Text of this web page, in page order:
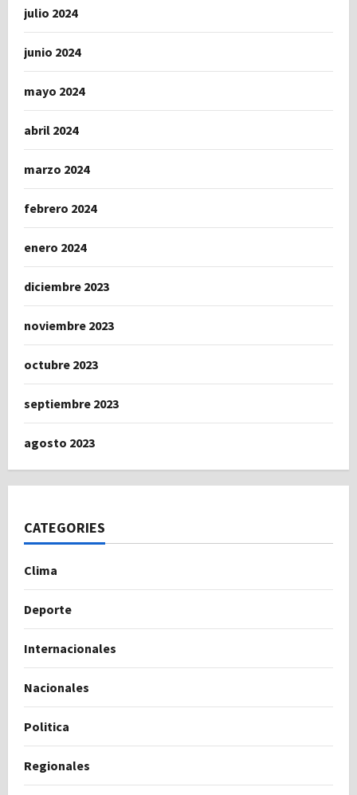
julio 2024
junio 2024
mayo 2024
abril 2024
marzo 2024
febrero 2024
enero 2024
diciembre 2023
noviembre 2023
octubre 2023
septiembre 2023
agosto 2023
CATEGORIES
Clima
Deporte
Internacionales
Nacionales
Politica
Regionales